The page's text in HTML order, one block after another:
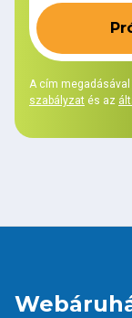
A cím
szabályzat és az